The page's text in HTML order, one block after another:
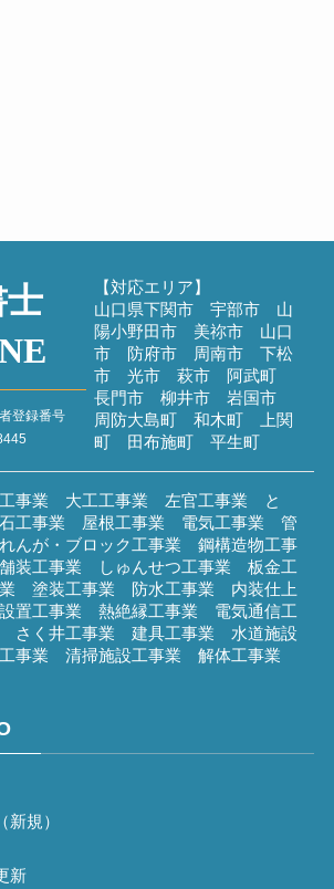
過去のブログ
士
登録番号
【対応エリア】
山口県下関市 宇部市 山
陽小野田市 美祢市 山口
市 防府市 周南市 下松
市 光市 萩市 阿武町
長門市 柳井市 岩国市
周防大島町 和木町 上関
町 田布施町 平生町
事業 大工工事業 左官工事業 と
工事業 屋根工事業 電気工事業 管
んが・ブロック工事業 鋼構造物工事
装工事業 しゅんせつ工事業 板金工
塗装工事業 防水工事業 内装仕上
置工事業 熱絶縁工事業 電気通信工
さく井工事業 建具工事業 水道施設
事業 清掃施設工事業 解体工事業
新規）
新